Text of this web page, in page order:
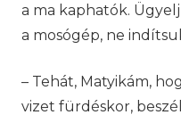
a ma kaphatók.
a mosógép, ne
– Tehát, Matyikám,
vizet fürdéskor,